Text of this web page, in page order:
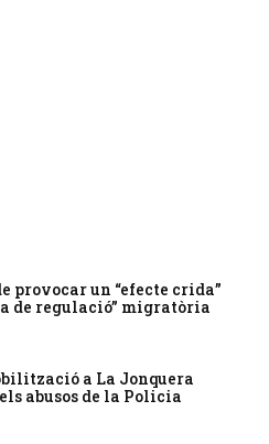
provocar un “efecte crida”
de regulació” migratòria
a La Jonquera
abusos de la Policia